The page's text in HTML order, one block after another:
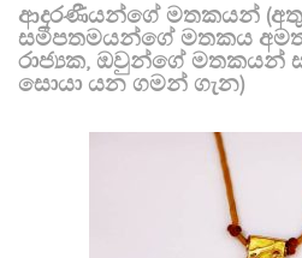
ආදරණීයන්ගේ මතකයන්
සමීපතමයන්ගේ මතකය
රාජ්‍යක, ඔවුන්ගේ මතකයන්
සොයා යන ගමන් ගැන)